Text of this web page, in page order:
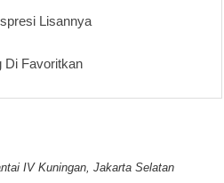
Lisannya
Di Favoritkan
IV Kuningan, Jakarta Selatan